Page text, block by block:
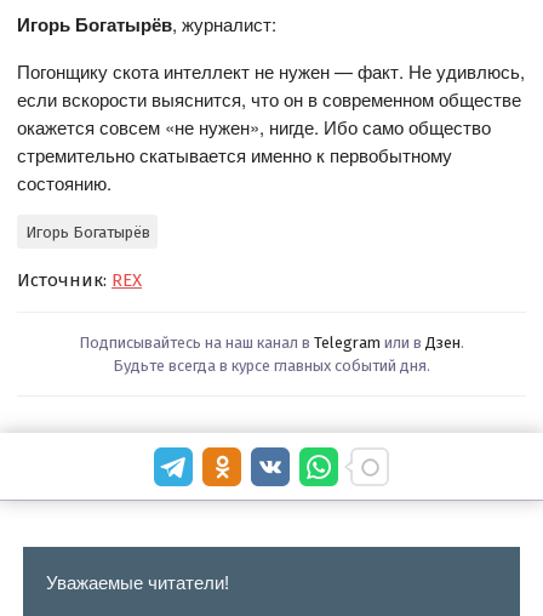
Игорь Богатырёв, журналист:
Погонщику скота интеллект не нужен — факт. Не удивлюсь,
если вскорости выяснится, что он в современном обществе
окажется совсем «не нужен», нигде. Ибо само общество
стремительно скатывается именно к первобытному
состоянию.
Игорь Богатырёв
Источник: REX
Подписывайтесь на наш канал в Telegram или в Дзен.
Будьте всегда в курсе главных событий дня.
Уважаемые читатели!